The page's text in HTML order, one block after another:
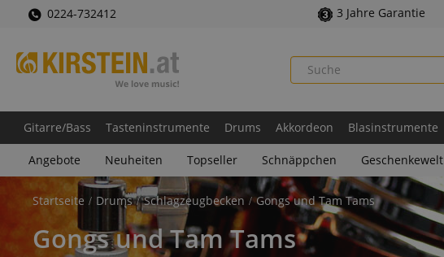
0224-732412 3 Jahre Garantie
Gitarre/Bass Tasteninstrumente Drums Akkordeon Blasinstrumente
Angebote Neuheiten Topseller Schnäppchen Geschenkewelt
Startseite Drums Schlagzeugbecken Gongs und Tam Tams
Gongs und Tam Tams